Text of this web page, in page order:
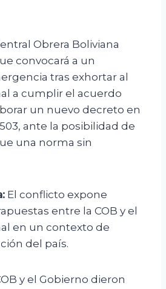
Obrera Boliviana
convocará a un
tras exhortar al
a cumplir el acuerdo
un nuevo decreto en
ante la posibilidad de
una norma sin
El conflicto expone
entre la COB y el
en un contexto de
del país.
y el Gobierno dieron